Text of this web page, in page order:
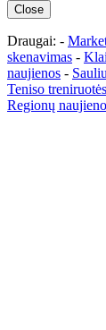
Close
Draugai: -
skenavimas -
naujienos -
Teniso treniruotės
Regionų